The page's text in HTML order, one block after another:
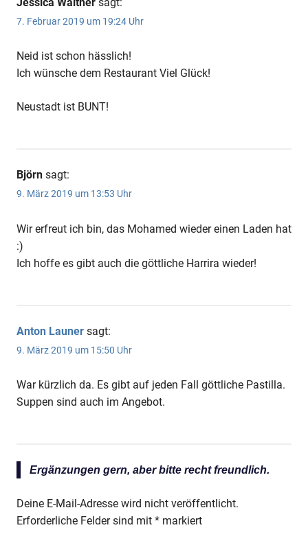
7. Februar 2019 um 19:24 Uhr
Neid ist schon hässlich!
Ich wünsche dem Restaurant Viel Glück!
Neustadt ist BUNT!
Björn sagt:
9. März 2019 um 13:53 Uhr
Wir erfreut ich bin, das Mohamed wieder einen Laden hat
:)
Ich hoffe es gibt auch die göttliche Harrira wieder!
Anton Launer sagt:
9. März 2019 um 15:50 Uhr
War kürzlich da. Es gibt auf jeden Fall göttliche Pastilla.
Suppen sind auch im Angebot.
Ergänzungen gern, aber bitte recht freundlich.
Deine E-Mail-Adresse wird nicht veröffentlicht.
Erforderliche Felder sind mit * markiert